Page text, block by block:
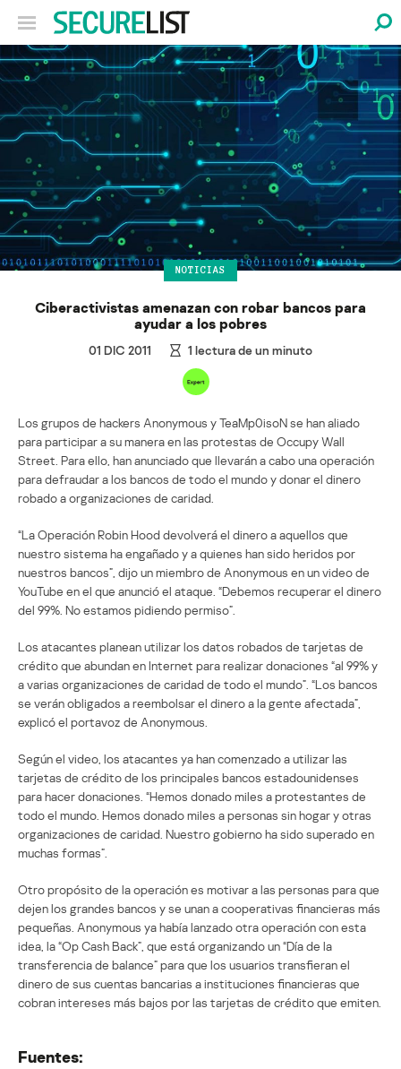
NOTICIAS
Ciberactivistas amenazan con robar bancos para
ayudar a los pobres
01 DIC 2011 1 lectura de un minuto
Los grupos de hackers Anonymous y TeaMp0isoN se han aliado
para participar a su manera en las protestas de Occupy Wall
Street. Para ello, han anunciado que llevarán a cabo una operación
para defraudar a los bancos de todo el mundo y donar el dinero
robado a organizaciones de caridad.
“La Operación Robin Hood devolverá el dinero a aquellos que
nuestro sistema ha engañado y a quienes han sido heridos por
nuestros bancos”, dijo un miembro de Anonymous en un video de
YouTube en el que anunció el ataque. “Debemos recuperar el dinero
del 99%. No estamos pidiendo permiso”.
Los atacantes planean utilizar los datos robados de tarjetas de
crédito que abundan en Internet para realizar donaciones “al 99% y
a varias organizaciones de caridad de todo el mundo”. “Los bancos
se verán obligados a reembolsar el dinero a la gente afectada”,
explicó el portavoz de Anonymous.
Según el video, los atacantes ya han comenzado a utilizar las
tarjetas de crédito de los principales bancos estadounidenses
para hacer donaciones. “Hemos donado miles a protestantes de
todo el mundo. Hemos donado miles a personas sin hogar y otras
organizaciones de caridad. Nuestro gobierno ha sido superado en
muchas formas”.
Otro propósito de la operación es motivar a las personas para que
dejen los grandes bancos y se unan a cooperativas financieras más
pequeñas. Anonymous ya había lanzado otra operación con esta
idea, la “Op Cash Back”, que está organizando un “Día de la
transferencia de balance” para que los usuarios transfieran el
dinero de sus cuentas bancarias a instituciones financieras que
cobran intereses más bajos por las tarjetas de crédito que emiten.
Fuentes: